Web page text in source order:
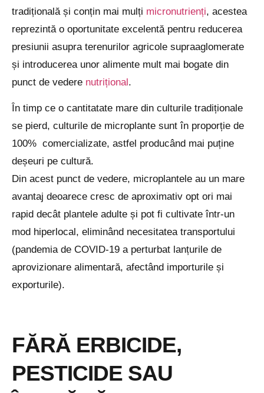
tradițională și conțin mai mulți micronutrienți, acestea
reprezintă o oportunitate excelentă pentru reducerea
presiunii asupra terenurilor agricole supraaglomerate
și introducerea unor alimente mult mai bogate din
punct de vedere nutrițional.
În timp ce o cantitatate mare din culturile tradiționale
se pierd, culturile de microplante sunt în proporție de
100% comercializate, astfel producând mai puține
deșeuri pe cultură.
Din acest punct de vedere, microplantele au un mare
avantaj deoarece cresc de aproximativ opt ori mai
rapid decât plantele adulte și pot fi cultivate într-un
mod hiperlocal, eliminând necesitatea transportului
(pandemia de COVID-19 a perturbat lanțurile de
aprovizionare alimentară, afectând importurile și
exporturile).
FĂRĂ ERBICIDE,
PESTICIDE SAU